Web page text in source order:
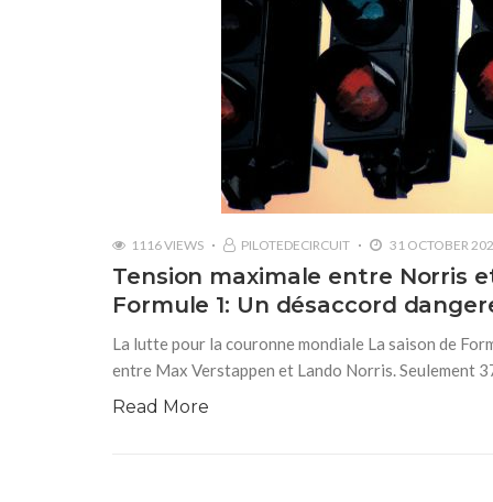
1116 VIEWS PILOTEDECIRCUIT 31 OCTOBER
Tension maximale entre Norris
Formule 1: Un désaccord
La lutte pour la couronne mondiale La saison de
entre Max Verstappen et Lando Norris. Seulement
Read More